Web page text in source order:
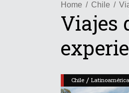
Home Chile
Viajes
Chile / Latinoamérica